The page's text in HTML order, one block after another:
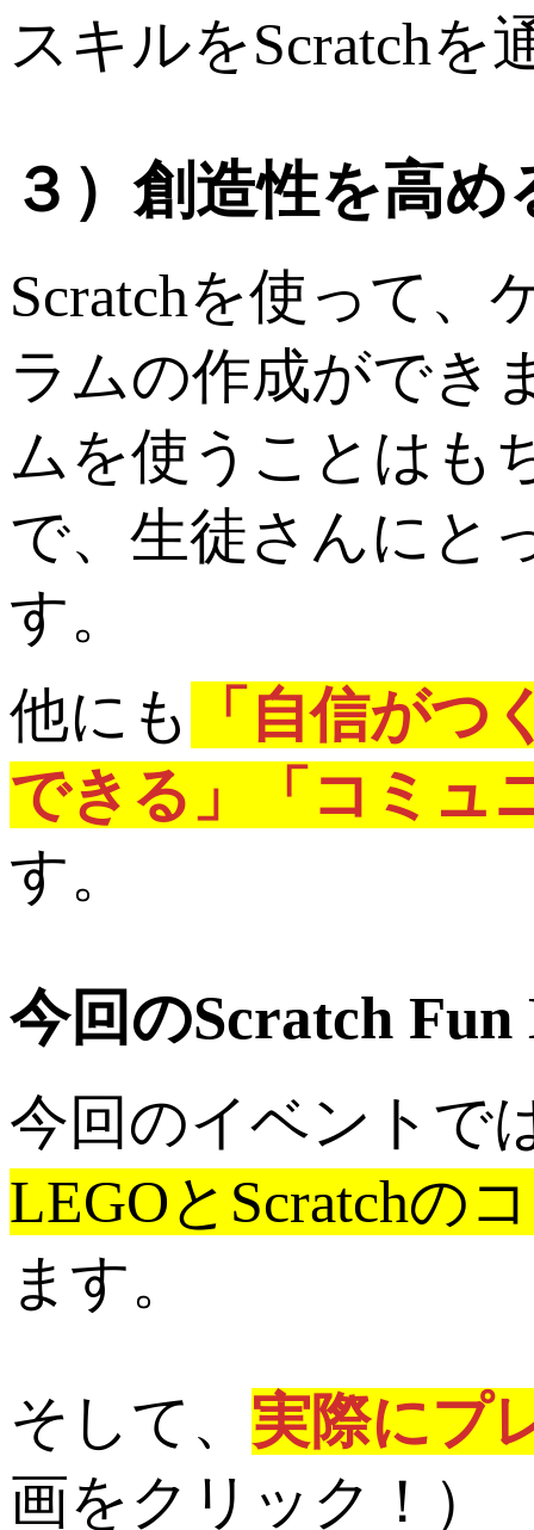
スキルをScratch
３）創造性を高
Scratchを使って
ラムの作成ができ
ムを使うことはも
で、生徒さんにと
す。
他にも
「自信が
できる」「コミュ
す。
今回のScratch
今回のイベントで
LEGOとScratchの
ます。
そして、 実際にプ
画をクリック！）